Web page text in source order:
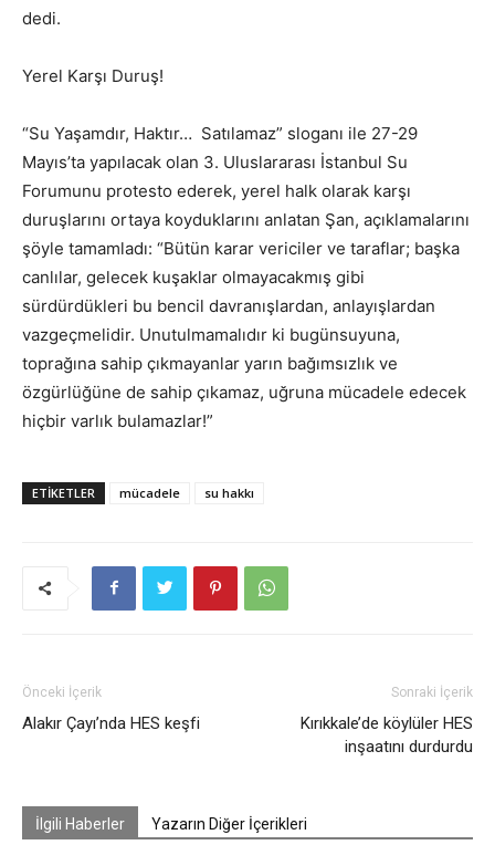
dedi.
Yerel Karşı Duruş!
“Su Yaşamdır, Haktır… Satılamaz” sloganı ile 27-29
Mayıs’ta yapılacak olan 3. Uluslararası İstanbul Su
Forumunu protesto ederek, yerel halk olarak karşı
duruşlarını ortaya koyduklarını anlatan Şan, açıklamalarını
şöyle tamamladı: “Bütün karar vericiler ve taraflar; başka
canlılar, gelecek kuşaklar olmayacakmış gibi
sürdürdükleri bu bencil davranışlardan, anlayışlardan
vazgeçmelidir. Unutulmamalıdır ki bugünsuyuna,
toprağına sahip çıkmayanlar yarın bağımsızlık ve
özgürlüğüne de sahip çıkamaz, uğruna mücadele edecek
hiçbir varlık bulamazlar!”
ETIKETLER mücadele su hakkı
Önceki İçerik
Alakır Çayı’nda HES keşfi
Sonraki İçerik
Kırıkkale’de köylüler HES
inşaatını durdurdu
İlgili Haberler Yazarın Diğer İçerikleri